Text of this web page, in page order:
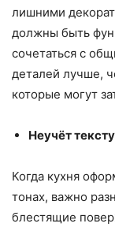
лишними
должны быть
сочетаться с
деталей лучше,
которые могут
Неучёт
Когда кухня
тонах, важно
блестящие